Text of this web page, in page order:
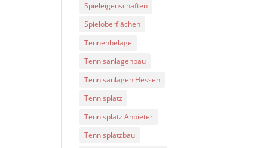
Spieleigenschaften
Spieloberflächen
Tennenbeläge
Tennisanlagenbau
Tennisanlagen Hessen
Tennisplatz
Tennisplatz Anbieter
Tennisplatzbau